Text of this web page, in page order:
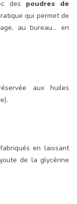
des poudres de
qui permet de
au bureau... en
aux huiles
en laissant
de la glycérine